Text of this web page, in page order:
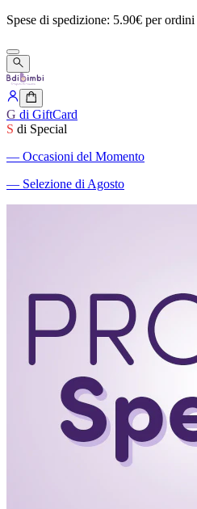
Spese di spedizione: 5.90€ perordini
G di GiftCard
S di Special
― Occasioni del Momento
― Selezione di Agosto